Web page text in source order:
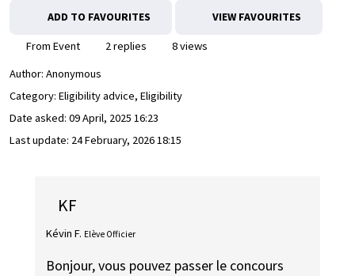
ADD TO FAVOURITES VIEW FAVOURITES
From Event 2 replies
8 views
Author: Anonymous
Category: Eligibility advice, Eligibility
Date asked: 09 April, 2025 16:23
Last update: 24 February, 2026 18:15
KF
Kévin F. Elève Officier
Bonjour, vous pouvez passer le concours